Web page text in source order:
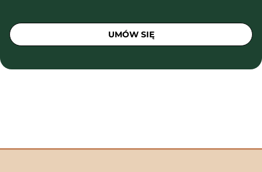
UMÓW SIĘ